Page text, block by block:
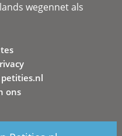
wegennet als
ons